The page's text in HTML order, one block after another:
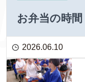
お弁当の時間
2026.06.10